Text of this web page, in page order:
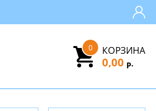
КОРЗИНА
0
0,00 Р.